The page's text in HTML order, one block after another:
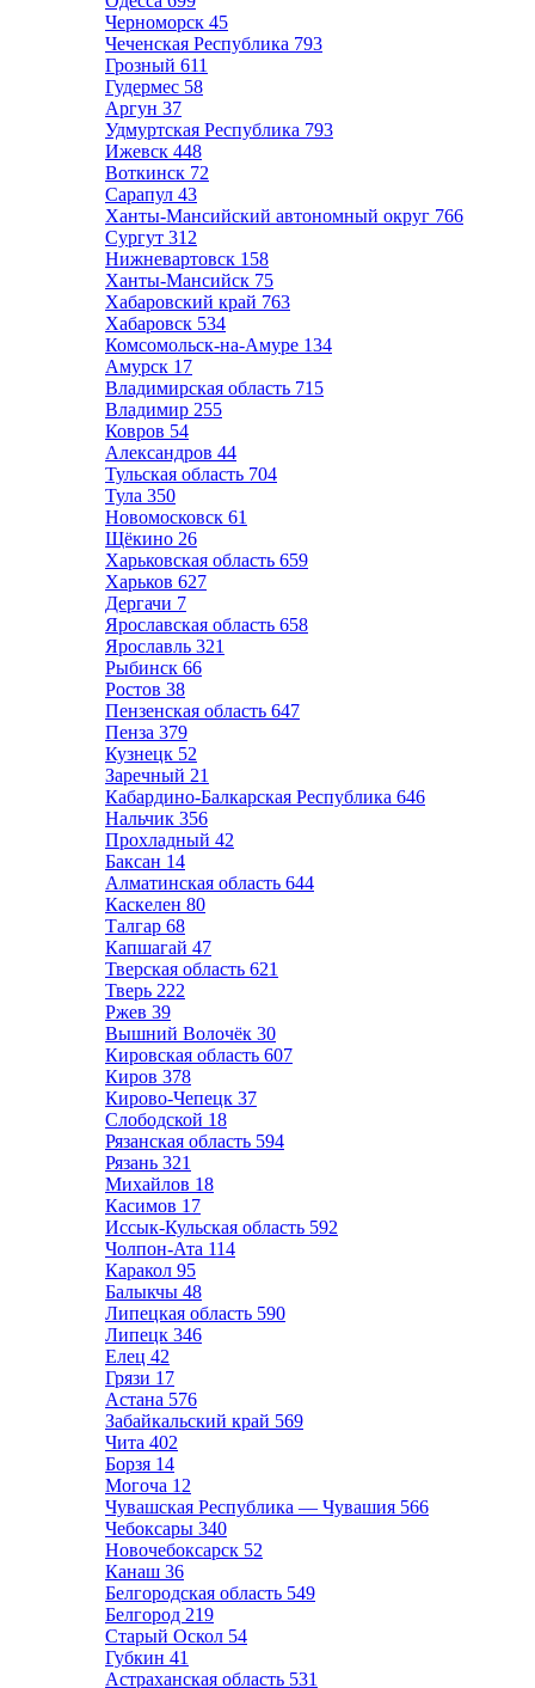
Черноморск 45
Чеченская Республика 793
Грозный 611
Гудермес 58
Аргун 37
Удмуртская Республика 793
Ижевск 448
Воткинск 72
Сарапул 43
Ханты-Мансийский автономный округ 766
Сургут 312
Нижневартовск 158
Ханты-Мансийск 75
Хабаровский край 763
Хабаровск 534
Комсомольск-на-Амуре 134
Амурск 17
Владимирская область 715
Владимир 255
Ковров 54
Александров 44
Тульская область 704
Тула 350
Новомосковск 61
Щёкино 26
Харьковская область 659
Харьков 627
Дергачи 7
Ярославская область 658
Ярославль 321
Рыбинск 66
Ростов 38
Пензенская область 647
Пенза 379
Кузнецк 52
Заречный 21
Кабардино-Балкарская Республика 646
Нальчик 356
Прохладный 42
Баксан 14
Алматинская область 644
Каскелен 80
Талгар 68
Капшагай 47
Тверская область 621
Тверь 222
Ржев 39
Вышний Волочёк 30
Кировская область 607
Киров 378
Кирово-Чепецк 37
Слободской 18
Рязанская область 594
Рязань 321
Михайлов 18
Касимов 17
Иссык-Кульская область 592
Чолпон-Ата 114
Каракол 95
Балыкчы 48
Липецкая область 590
Липецк 346
Елец 42
Грязи 17
Астана 576
Забайкальский край 569
Чита 402
Борзя 14
Могоча 12
Чувашская Республика — Чувашия 566
Чебоксары 340
Новочебоксарск 52
Канаш 36
Белгородская область 549
Белгород 219
Старый Оскол 54
Губкин 41
Астраханская область 531